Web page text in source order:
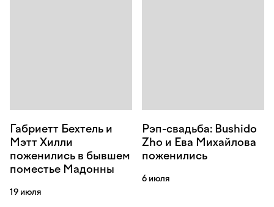
Габриетт Бехтель и
Мэтт Хилли
поженились в бывшем
поместье Мадонны
19 июля
Рэп-свадьба: Bushido
Zho и Ева Михайлова
поженились
6 июля